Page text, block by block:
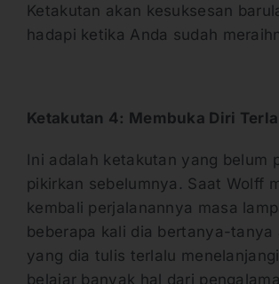
Ketakutan akan kesuksesan
hadapi ketika Anda sudah
Ketakutan 4: Membuka Diri
Ini adalah ketakutan yang belum
pikirkan sebelumnya. Saat Wolff
kembali perjalanannya masa
beberapa kali dia bertanya-tanya
yang dia tulis terlalu
belajar banyak hal dari